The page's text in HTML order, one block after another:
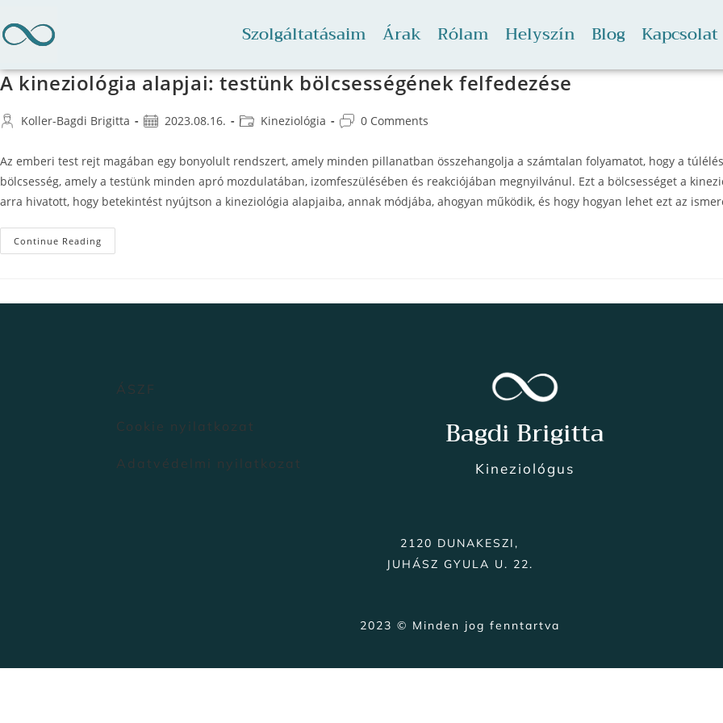
Szolgáltatásaim Árak Rólam Helyszín Blog Kapcsolat
A kineziológia alapjai: testünk bölcsességének felfedezése
Koller-Bagdi Brigitta 2023.08.16. Kineziológia 0 Comments
Az emberi test rejt magában egy bonyolult rendszert, amely minden pillanatban összehangolja a számtalan folyamatot, hogy a
bölcsesség, amely a testünk minden apró mozdulatában, izomfeszülésében és reakciójában megnyilvánul. Ezt a bölcsességet a
arra hivatott, hogy betekintést nyújtson a kineziológia alapjaiba, annak módjába, ahogyan működik, és hogy hogyan lehet ezt az
Continue Reading
ÁSZF
Cookie nyilatkozat
Adatvédelmi nyilatkozat
Bagdi Brigitta
Kineziológus
2120 DUNAKESZI,
JUHÁSZ GYULA U. 22.
2023 © Minden jog fenntartva